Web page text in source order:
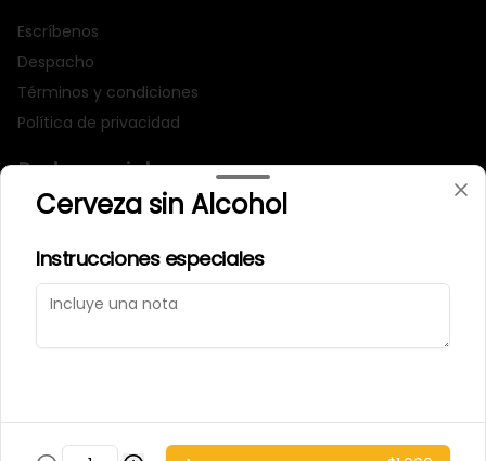
Escríbenos
Despacho
Términos y condiciones
Política de privacidad
Redes sociales
Instagram
Mi cuenta
Iniciar sesión
Cerveza sin Alcohol
Instrucciones especiales